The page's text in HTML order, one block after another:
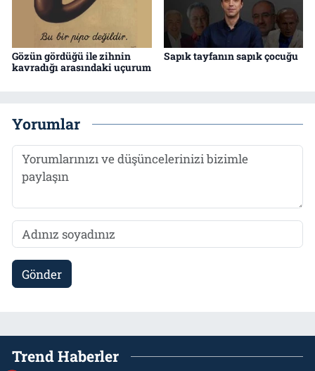
Gözün gördüğü ile zihnin
kavradığı arasındaki uçurum
Sapık tayfanın sapık çocuğu
Yorumlar
Gönder
Trend Haberler